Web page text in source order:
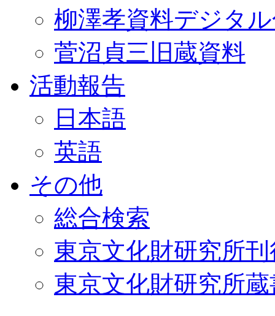
柳澤孝資料デジタ
菅沼貞三旧蔵資料
活動報告
日本語
英語
その他
総合検索
東京文化財研究所
東京文化財研究所